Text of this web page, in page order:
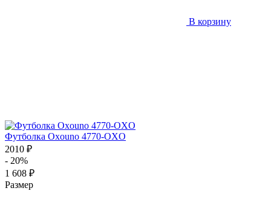
В корзину
Футболка Oxouno 4770-OXO
2010 ₽
- 20%
1 608 ₽
Размер